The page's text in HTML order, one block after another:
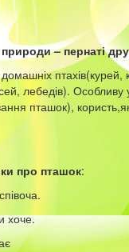
– пернаті
птахів(курей,
лебедів). Особливу
пташок),
про пташок:
хоче.